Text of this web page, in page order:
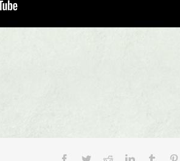
Facebook
TwitterRedditLinkedInTumblr